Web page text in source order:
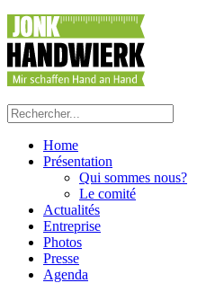
Home
Présentation
Qui sommes nous?
Le comité
Actualités
Entreprise
Photos
Presse
Agenda
précédente
précédent
suivante
suivant